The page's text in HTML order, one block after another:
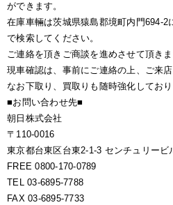
ができます。
在庫車輛は茨城県猿島郡境町内門694-2
で検索してください。
ご連絡を頂きご商談を進めさせて頂きま
現車確認は、事前にご連絡の上、ご来店
なお下取り、買取りも随時強化しており
■お問い合わせ先■
朝日株式会社
〒110-0016
東京都台東区台東2-1-3 センチュリービ
FREE 0800-170-0789
TEL 03-6895-7788
FAX 03-6895-7733